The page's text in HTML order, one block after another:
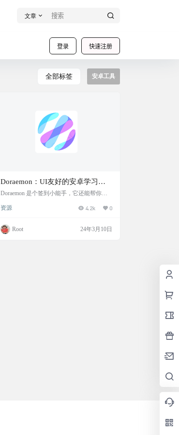
文章
登录 快速注册
全部标签 安卓工具
Doraemon：UI友好的安卓学习通
签到助手
Doraemon 是个签到小能手，它还能帮你一
签到助手，界面友好，支持各种签到方式，
有图片签到、二维码签到、定位签到、签到
码签到，还有手势签到呢！不仅如此，它还
资源 4.2k 0
Root 24年3月10日